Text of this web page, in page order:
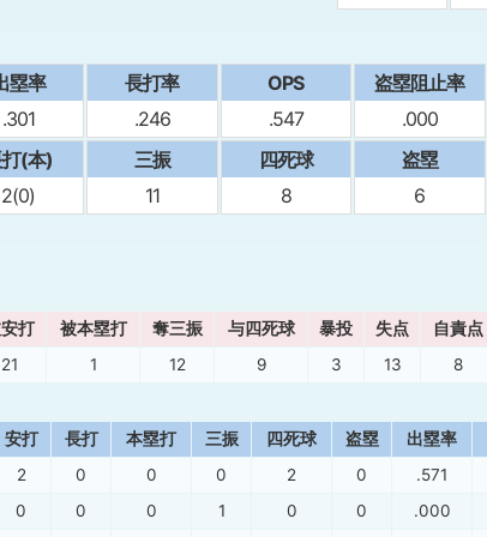
塁率
.301
⻑打率
.246
OPS
.547
盗塁阻止率
.000
(本)
2(0)
三振
11
四死球
8
盗塁
6
打 被本塁打 奪三振 与四死球 暴投 失点 自責点
21
1 12 9 3 13 8
安打 長打 本塁打 三振 四死球 盗塁 出塁率
2
0 0 0 2 0 .571
0
0 0 1 0 0 .000